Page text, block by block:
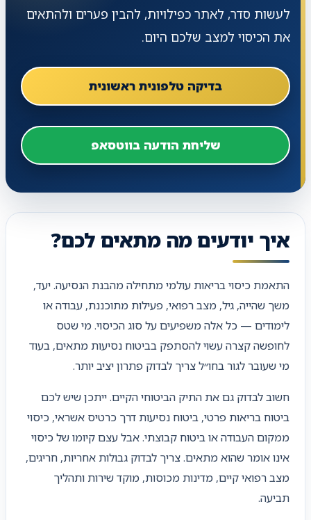
לעשות סדר, לאתר כפילויות, להבין פערים ולהתאים
את הכיסוי למצב שלכם היום.
בדיקה טלפונית ראשונית
שליחת הודעה בווטסאפ
איך יודעים מה מתאים לכם?
התאמת כיסוי בריאות עולמי מתחילה מהבנת הנסיעה. יעד,
משך שהייה, גיל, מצב רפואי, פעילות מתוכננת, עבודה או
לימודים — כל אלה משפיעים על סוג הכיסוי. מי שטס
לחופשה קצרה עשוי להסתפק בביטוח נסיעות מתאים, בעוד
מי שעובר לגור בחו״ל צריך לבדוק פתרון יציב יותר.
חשוב לבדוק גם את התיק הביטוחי הקיים. ייתכן שיש לכם
ביטוח בריאות פרטי, ביטוח נסיעות דרך כרטיס אשראי, כיסוי
ממקום העבודה או ביטוח קבוצתי. אבל עצם קיומו של כיסוי
אינו אומר שהוא מתאים. צריך לבדוק גבולות אחריות, חריגים,
מצב רפואי קיים, מדינות מכוסות, מוקד שירות ותהליך
תביעה.